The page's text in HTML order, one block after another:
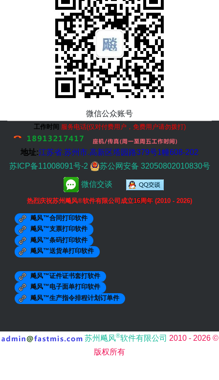
微信公众账号
工作时间 服务电话(仅对付费用户，免费用户请勿拨打)
地址:江苏省.苏州市.高新区塔园路379号1幢608-202
苏ICP备11008091号-2
苏公网安备 32050802010830号
微信交谈
热烈庆祝苏州飚风®软件有限公司成立16周年 (2010 - 2026)
飚风™合同打印软件
飚风™支票打印软件
飚风™条码打印软件
飚风™送货单打印软件
飚风™证件证书套打软件
飚风™电子面单打印软件
飚风™生产指令排程计划订单件
苏州飚风®软件有限公司 2010 - 2026 ©
版权所有